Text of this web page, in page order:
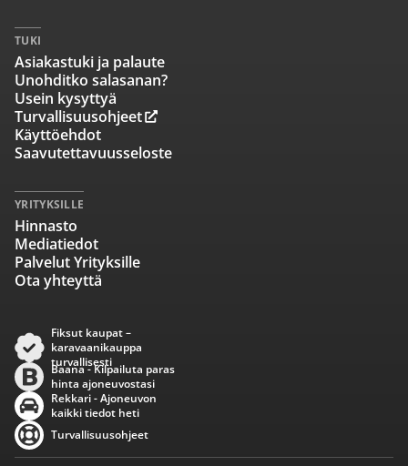
TUKI
Asiakastuki ja palaute
Unohditko salasanan?
Usein kysyttyä
Turvallisuusohjeet
Käyttöehdot
Saavutettavuusseloste
YRITYKSILLE
Hinnasto
Mediatiedot
Palvelut Yrityksille
Ota yhteyttä
Fiksut kaupat –
karavaanikauppa
turvallisesti
Baana - Kilpailuta paras
hinta ajoneuvostasi
Rekkari - Ajoneuvon
kaikki tiedot heti
Turvallisuusohjeet